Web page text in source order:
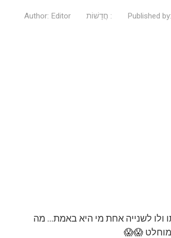
Published by: חֲדָשׁוֹת Author: Editor
לשנייה אחת מי היא באמת… מה
😱😱